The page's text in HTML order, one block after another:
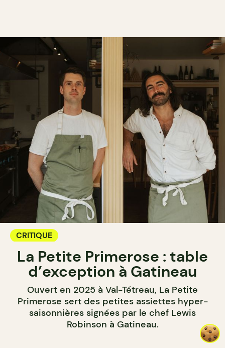
CRITIQUE
La Petite Primerose : table
d’exception à Gatineau
Ouvert en 2025 à Val-Tétreau, La Petite
Primerose sert des petites assiettes hyper-
saisonnières signées par le chef Lewis
Robinson à Gatineau.